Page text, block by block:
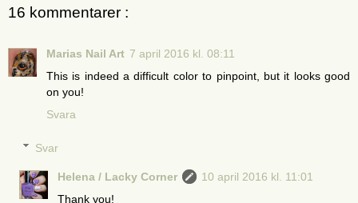
16 kommentarer :
Marias Nail Art 7 april 2016 kl. 08:11
This is indeed a difficult color to pinpoint, but it looks good
on you!
Svara
Svar
Helena / Lacky Corner
10 april 2016 kl. 11:01
Thank you!